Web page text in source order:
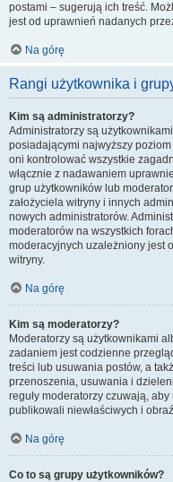
postami – sugerują ich treść.
jest od uprawnień nadanych
Na górę
Rangi użytkownika i
Kim są administratorzy?
Administratorzy są
posiadającymi najwyższy
oni kontrolować wszystkie
włącznie z nadawaniem
grup użytkowników lub
założyciela witryny i innych
nowych administratorów.
moderatorów na wszystkich
moderacyjnych uzależniony jest
witryny.
Na górę
Kim są moderatorzy?
Moderatorzy są użytkownikami
zadaniem jest codzienne
treści lub usuwania postów, a
przenoszenia, usuwania i
reguły moderatorzy czuwają,
publikowali niewłaściwych i
Na górę
Co to są grupy użytkowników?